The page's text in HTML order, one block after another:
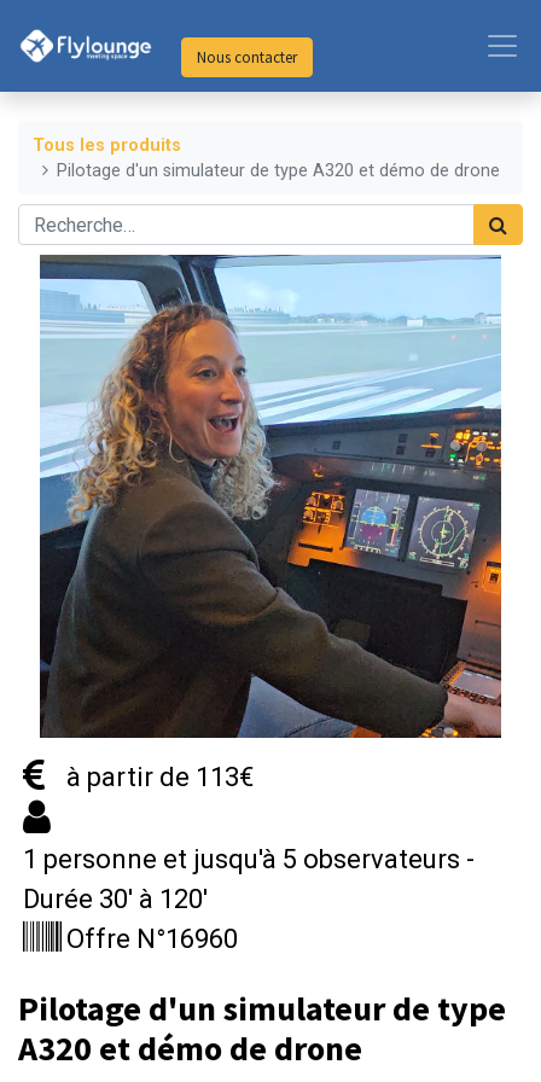
Nous contacter
Tous les produits
Pilotage d'un simulateur de type A320 et démo de drone
à partir de 113€
1 personne et jusqu'à 5 observateurs -
Durée 30' à 120'
Offre N°16960
Pilotage d'un simulateur de type
A320 et démo de drone